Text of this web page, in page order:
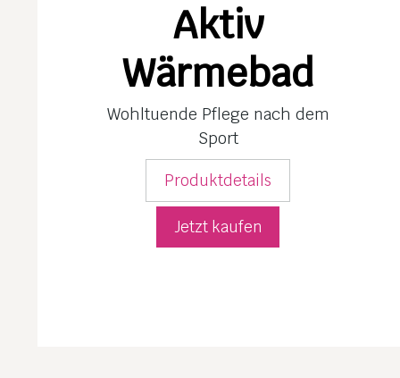
Aktiv
Wärmebad
Wohltuende Pflege nach dem
Sport
Produktdetails
Jetzt kaufen